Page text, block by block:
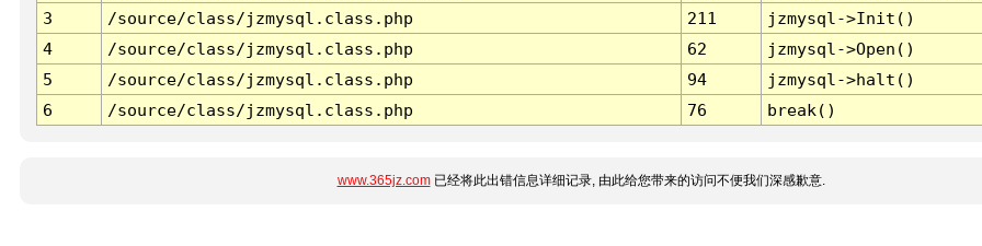
3
/source/class/jzmysql.class.php 211
jzmysql->Init()
4
/source/class/jzmysql.class.php 62
jzmysql->Open()
5
/source/class/jzmysql.class.php 94
jzmysql->halt()
6
/source/class/jzmysql.class.php 76 break()
www.365jz.com已经将此出错信息详细记录, 由此给您带来的访问不便我们深感歉意.